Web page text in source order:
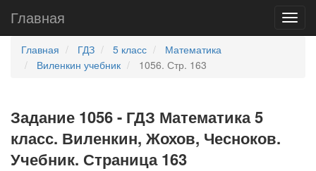
Главная
Главная ГДЗ 5 класс
Математика
Виленкин учебник
1056. Стр. 163
Задание 1056 - ГДЗ Математика 5
класс. Виленкин, Жохов, Чесноков.
Учебник. Страница 163